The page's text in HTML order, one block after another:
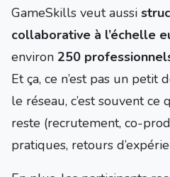
GameSkills veut aussi
collaborative à l’échelle
environ 250
Et ça, ce n’est pas un petit
le réseau, c’est souvent
reste (recrutement, co-
pratiques, retours